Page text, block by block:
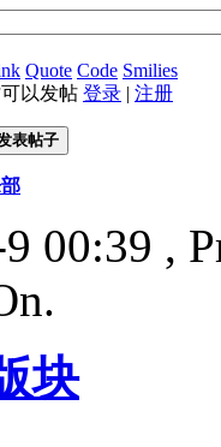
Quote Code Smilies
以发帖 登录 | 注册
表帖子
00:39 ,
块